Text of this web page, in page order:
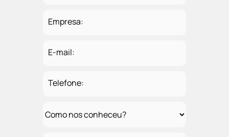
Empresa:
E-mail:
Telefone: